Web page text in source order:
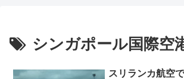
シンガポール国際空
スリランカ航空